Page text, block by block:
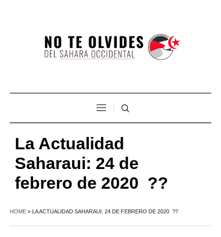
La Actualidad
Saharaui: 24 de
febrero de 2020 ??
HOME » LA ACTUALIDAD SAHARAUI: 24 DE FEBRERO DE 2020 ??